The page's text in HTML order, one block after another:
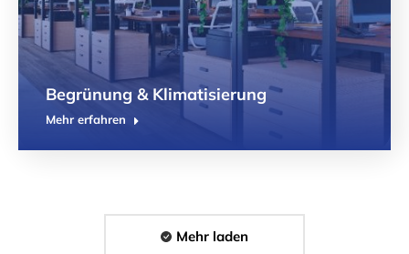
Begrünung & Klimatisierung
Mehr erfahren
Mehr laden